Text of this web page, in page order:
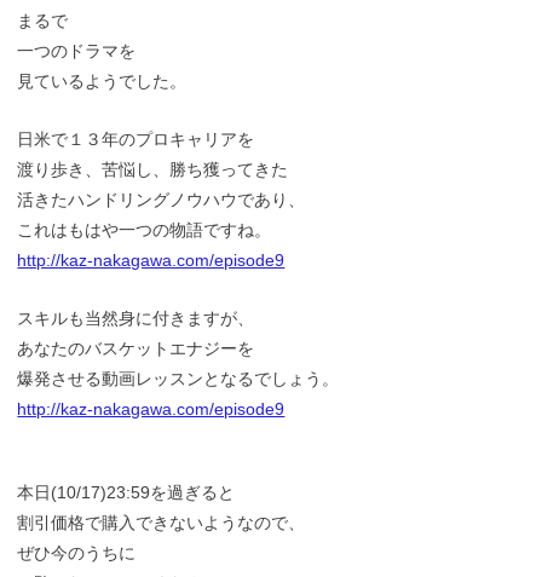
まるで
一つのドラマを
見ているようでした。
日米で１３年のプロキャリアを
渡り歩き、苦悩し、勝ち獲ってきた
活きたハンドリングノウハウであり、
これはもはや一つの物語ですね。
http://kaz-nakagawa.com/episode9
スキルも当然身に付きますが、
あなたのバスケットエナジーを
爆発させる動画レッスンとなるでしょう。
http://kaz-nakagawa.com/episode9
本日(10/17)23:59を過ぎると
割引価格で購入できないようなので、
ぜひ今のうちに